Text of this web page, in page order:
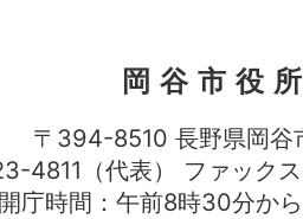
岡谷市役
〒394-8510 長野県岡谷
4811（代表） ファッ
開庁時間：午前8時30分か